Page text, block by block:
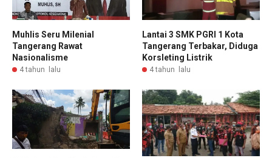
Muhlis Seru Milenial
Tangerang Rawat
Nasionalisme
4 tahun lalu
Lantai 3 SMK PGRI 1 Kota
Tangerang Terbakar, Diduga
Korsleting Listrik
4 tahun lalu